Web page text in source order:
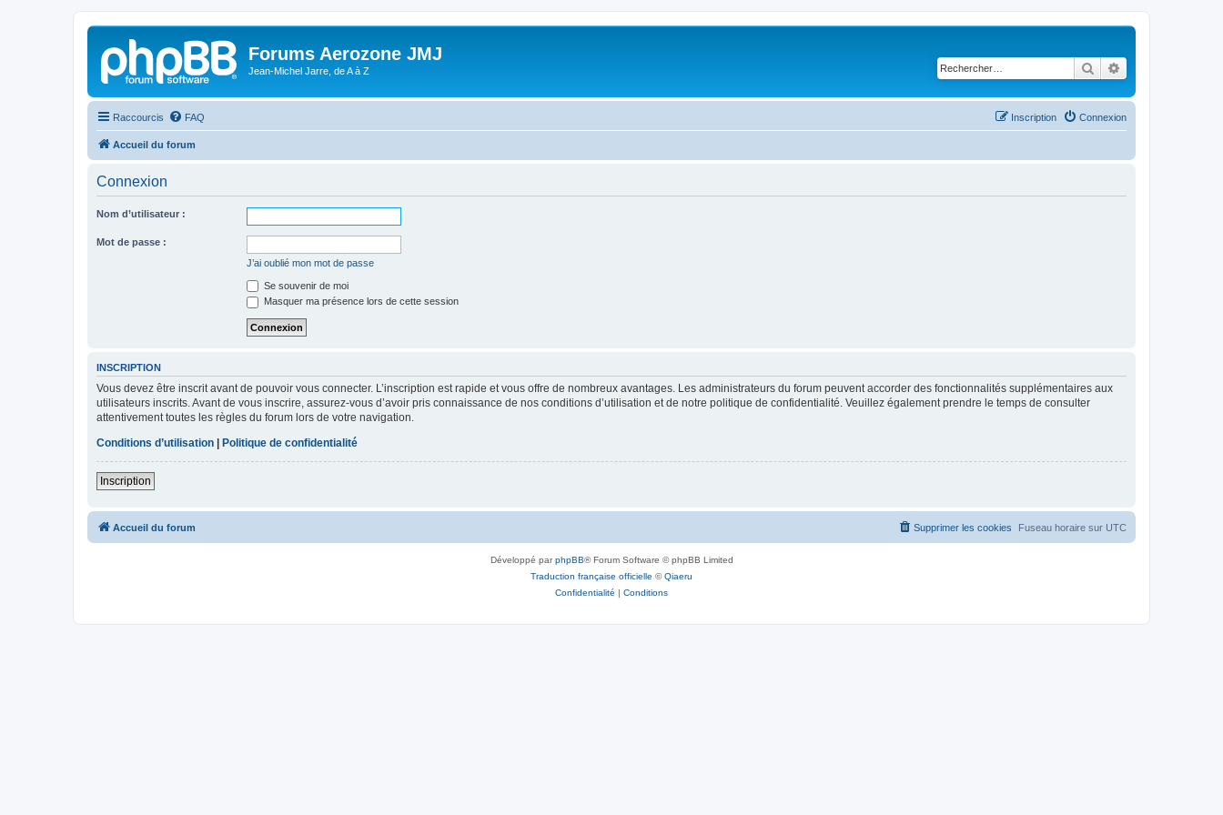
Forums Aerozone JMJ
Jean-Michel Jarre, de A à Z Rechercher
Raccourcis FAQ Connexion
Inscription
Accueil du forum
Connexion
Nom d’utilisateur :
Mot de passe :
J’ai oublié mon mot de passe
Se souvenir de moi
Masquer ma présence lors de cette session
INSCRIPTION
Vous devez être inscrit avant de pouvoir vous connecter. L’inscription est rapide et vous offre de nombreux avantages. Les administrateurs du forum peuvent accorder des fonctionnalités supplémentaires aux
utilisateurs inscrits. Avant de vous inscrire, assurez-vous d’avoir pris connaissance de nos conditions d’utilisation et de notre politique de confidentialité. Veuillez également prendre le temps de consulter
attentivement toutes les règles du forum lors de votre navigation.
Conditions d’utilisation
Politique de confidentialité
Inscription
Accueil du forum Fuseau horaire sur UTC
Supprimer les cookies
Développé parphpBB® Forum Software © phpBB Limited
Traduction française officielle ©Qiaeru
Confidentialité | Conditions